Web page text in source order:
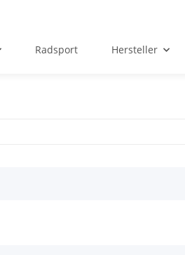
Radsport Hersteller